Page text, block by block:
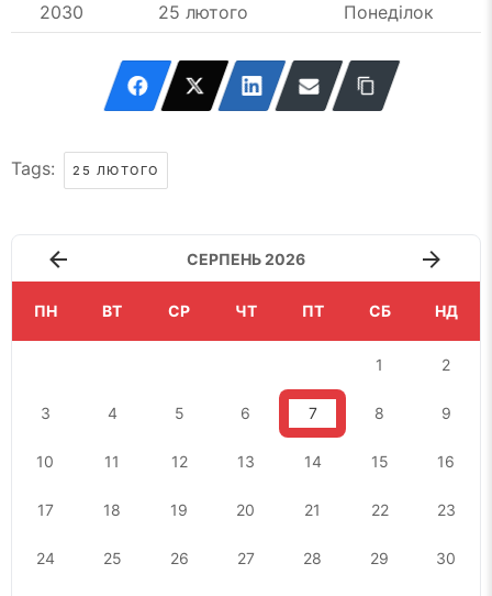
2030
25 лютого Понеділок
Tags: 25 ЛЮТОГО
СЕРПЕНЬ 2026
ПН ВТ СР ЧТ ПТ СБ НД
1 2
3 4 5 6 7 8 9
10 11 12 13 14 15 16
17 18 19 20 21 22 23
24 25 26 27 28 29 30